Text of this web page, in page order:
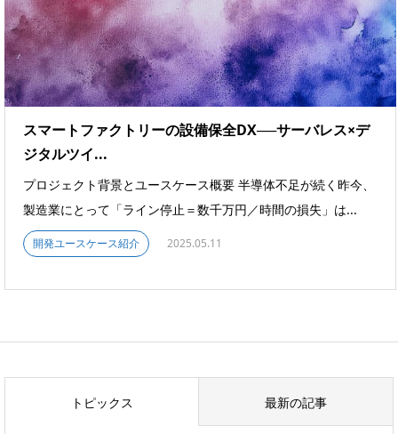
スマートファクトリーの設備保全DX──サーバレス×デ
ジタルツイ...
プロジェクト背景とユースケース概要 半導体不足が続く昨今、
製造業にとって「ライン停止＝数千万円／時間の損失」は...
開発ユースケース紹介 2025.05.11
トピックス 最新の記事